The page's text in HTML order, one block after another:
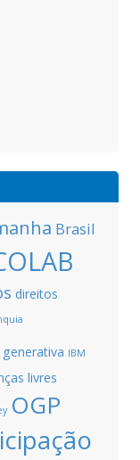
Brasil
direitos
generativa IBM
livres
OGP